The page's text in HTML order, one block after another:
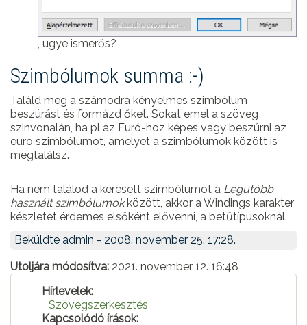
, ugye ismerős?
Szimbólumok summa :-)
Találd meg a számodra kényelmes szimbólum
beszúrást és formázd őket. Sokat emel a szöveg
szinvonalán, ha pl az Euró-hoz képes vagy beszúrni az
euro szimbólumot, amelyet a szimbólumok között is
megtalálsz.
Ha nem találod a keresett szimbólumot a Legutóbb
használt szimbólumokközött, akkor a Windings karakter
készletet érdemes elsőként elővenni, a betűtípusoknál.
Beküldte admin - 2008. november 25. 17:28.
Utoljára módosítva: 2021. november 12. 16:48
Hírlevelek:
Szövegszerkesztés
Kapcsolódó írások: